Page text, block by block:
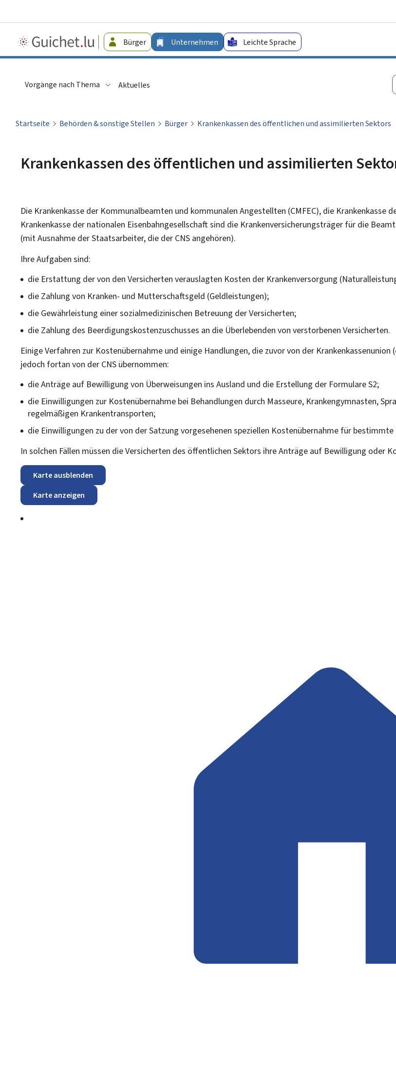
Guichet.lu
-
Bürger Unternehmen Leichte Sprache
Vorgänge nach Thema Aktuelles
Startseite Behörden & sonstige Stellen Bürger Krankenkassen des öffentlichen und assimilierten Sektors
Krankenkassen des öffentlichen und assimilierten
Die Krankenkasse der Kommunalbeamten und kommunalen Angestellten (CMFEC), die Krankenkasse
Krankenkasse der nationalen Eisenbahngesellschaft sind die Krankenversicherungsträger für die
(mit Ausnahme der Staatsarbeiter, die der CNS angehören).
Ihre Aufgaben sind:
die Erstattung der von den Versicherten verauslagten Kosten der Krankenversorgung
die Zahlung von Kranken- und Mutterschaftsgeld (Geldleistungen);
die Gewährleistung einer sozialmedizinischen Betreuung der Versicherten;
die Zahlung des Beerdigungskostenzuschusses an die Überlebenden von verstorbenen Versicherten.
Einige Verfahren zur Kostenübernahme und einige Handlungen, die zuvor von der
jedoch fortan von der CNS übernommen:
die Anträge auf Bewilligung von Überweisungen ins Ausland und die Erstellung der Formulare S2;
die Einwilligungen zur Kostenübernahme bei Behandlungen durch Masseure, Krankengymnasten,
regelmäßigen Krankentransporten;
die Einwilligungen zu der von der Satzung vorgesehenen speziellen Kostenübernahme für
In solchen Fällen müssen die Versicherten des öffentlichen Sektors ihre Anträge auf Bewilligung oder
Karte ausblenden
Karte anzeigen